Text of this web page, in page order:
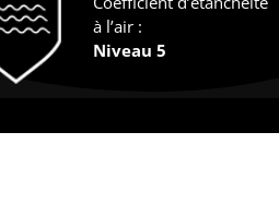
à l’air :
Niveau 5